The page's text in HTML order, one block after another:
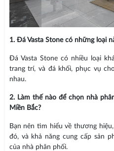
1. Đá Vasta Stone có những loại
Đá Vasta Stone có nhiều loại
trang trí, và đá khối, phục vụ
nhau.
2. Làm thế nào để chọn nhà
Miền Bắc?
Bạn nên tìm hiểu về thương
đó, và khả năng cung cấp sản
của nhà phân phối.